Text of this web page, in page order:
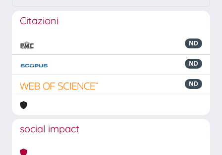
Citazioni
ND
ND
ND
social impact